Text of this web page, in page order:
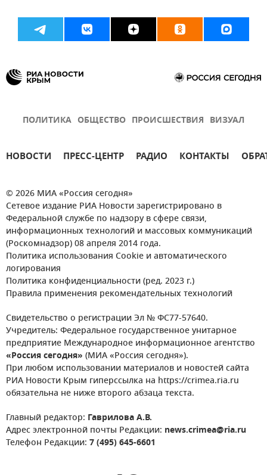
ПОЛИТИКА ОБЩЕСТВО ПРОИСШЕСТВИЯ ВИЗУАЛ
НОВОСТИ ПРЕСС-ЦЕНТР РАДИО КОНТАКТЫ
© 2026 МИА «Россия сегодня»
Сетевое издание РИА Новости зарегистрировано в
Федеральной службе по надзору в сфере связи,
информационных технологий и массовых коммуникаций
(Роскомнадзор) 08 апреля 2014 года.
Политика использования Cookie и автоматического
логирования
Политика конфиденциальности (ред. 2023 г.)
Правила применения рекомендательных технологий
Свидетельство о регистрации Эл № ФС77-57640.
Учредитель: Федеральное государственное унитарное
предприятие Международное информационное агентство
«Россия сегодня» (МИА «Россия сегодня»).
При любом использовании материалов и новостей сайта
РИА Новости Крым гиперссылка на https://crimea.ria.ru
обязательна не ниже второго абзаца текста.
Главный редактор: Гаврилова А.В.
Адрес электронной почты Редакции: news.crimea@ria.ru
Телефон Редакции: 7 (495) 645-6601